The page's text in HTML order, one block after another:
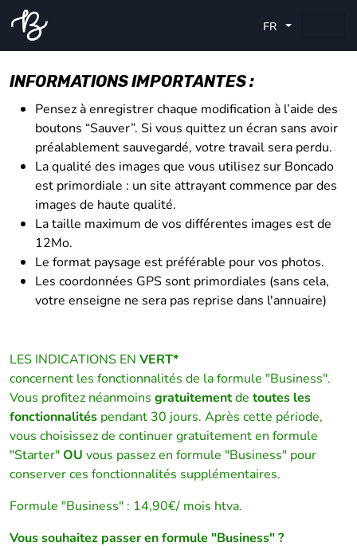
FR
INFORMATIONS IMPORTANTES :
Pensez à enregistrer chaque modification à l’aide des
boutons “Sauver”. Si vous quittez un écran sans avoir
préalablement sauvegardé, votre travail sera perdu.
La qualité des images que vous utilisez sur Boncado
est primordiale : un site attrayant commence par des
images de haute qualité.
La taille maximum de vos différentes images est de
12Mo.
Le format paysage est préférable pour vos photos.
Les coordonnées GPS sont primordiales (sans cela,
votre enseigne ne sera pas reprise dans l'annuaire)
LES INDICATIONS EN VERT*
concernent les fonctionnalités de la formule "Business".
Vous profitez néanmoins gratuitementde toutes les
fonctionnalités pendant 30 jours. Après cette période,
vous choisissez de continuer gratuitement en formule
"Starter"OU vous passez en formule "Business" pour
conserver ces fonctionnalités supplémentaires.
Formule "Business" : 14,90€/ mois htva.
Vous souhaitez passer en formule "Business" ?